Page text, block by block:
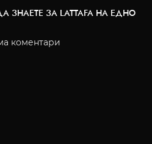
ЗНАЕТЕ ЗА LATTAFA НА ЕДНО
коментари